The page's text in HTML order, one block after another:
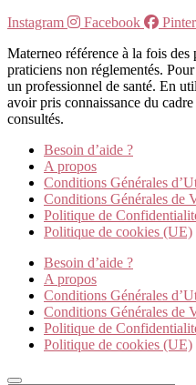
Instagram
Facebook
Materneo référence à la fois des
praticiens non réglementés.
un professionnel de santé. En
avoir pris connaissance du
consultés.
Besoin d’aide ?
A propos
Conditions Générales
Conditions Générales de
Politique de
Politique de cookies (UE)
Besoin d’aide ?
A propos
Conditions Générales
Conditions Générales de
Politique de
Politique de cookies (UE)